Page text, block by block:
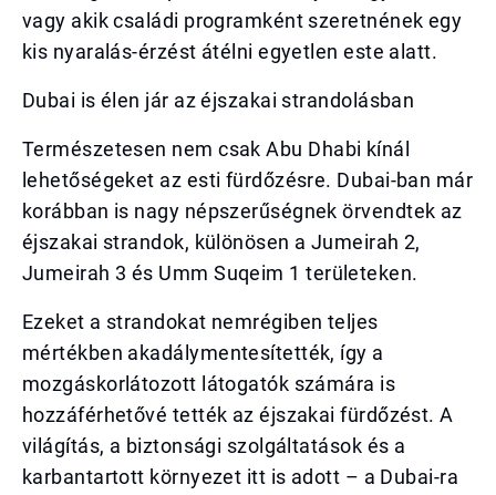
vagy akik családi programként szeretnének egy
kis nyaralás-érzést átélni egyetlen este alatt.
Dubai is élen jár az éjszakai strandolásban
Természetesen nem csak Abu Dhabi kínál
lehetőségeket az esti fürdőzésre. Dubai-ban már
korábban is nagy népszerűségnek örvendtek az
éjszakai strandok, különösen a Jumeirah 2,
Jumeirah 3 és Umm Suqeim 1 területeken.
Ezeket a strandokat nemrégiben teljes
mértékben akadálymentesítették, így a
mozgáskorlátozott látogatók számára is
hozzáférhetővé tették az éjszakai fürdőzést. A
világítás, a biztonsági szolgáltatások és a
karbantartott környezet itt is adott – a Dubai-ra